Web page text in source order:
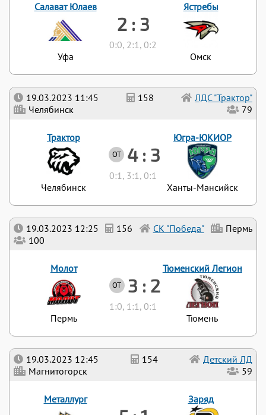
19.03.2023 12:45 154
Детский ЛД
Магнитогорск
59
Металлург Заряд
19.03.2023 12:25 156 СК "Победа"
Пермь
100
Молот
Пермь
3 : 2
ОТ
1:0, 1:1, 0:1
Тюменский Легион
Тюмень
19.03.2023 11:45 158
ЛДС "Трактор"
Челябинск
79
Трактор
Челябинск
4 : 3
ОТ
0:1, 3:1, 0:1
Югра-ЮКИОР
Ханты-Мансийск
Салават Юлаев
Уфа
2 : 3
0:0, 2:1, 0:2
Ястребы
Омск